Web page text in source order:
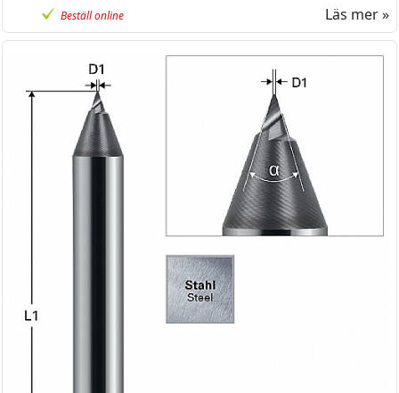
Beställ online Läs mer »